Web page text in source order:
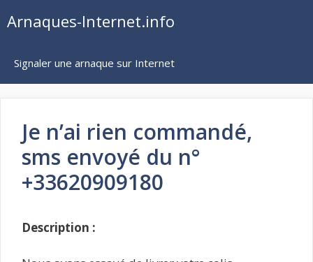
auArnaques-Internet.info
Signaler une arnaque sur Internet
Je n’ai rien commandé,
sms envoyé du n°
+33620909180
Description :